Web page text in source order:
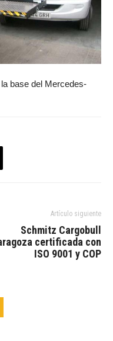
base del Mercedes-
Artículo siguiente
Schmitz Cargobull
certificada con
ISO 9001 y COP